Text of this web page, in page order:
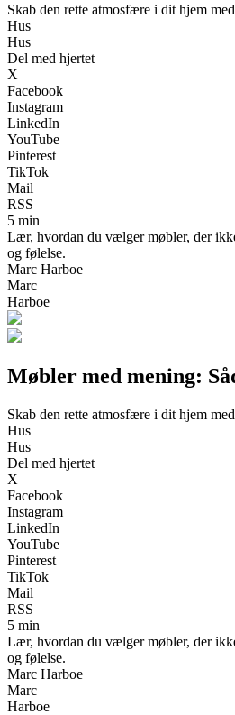
Skab den rette atmosfære i dit hjem
Hus
Hus
Del med hjertet
X
Facebook
Instagram
LinkedIn
YouTube
Pinterest
TikTok
Mail
RSS
5 min
Lær, hvordan du vælger møbler, der
og følelse.
Marc Harboe
Marc
Harboe
Møbler med mening:
Skab den rette atmosfære i dit hjem
Hus
Hus
Del med hjertet
X
Facebook
Instagram
LinkedIn
YouTube
Pinterest
TikTok
Mail
RSS
5 min
Lær, hvordan du vælger møbler, der
og følelse.
Marc Harboe
Marc
Harboe